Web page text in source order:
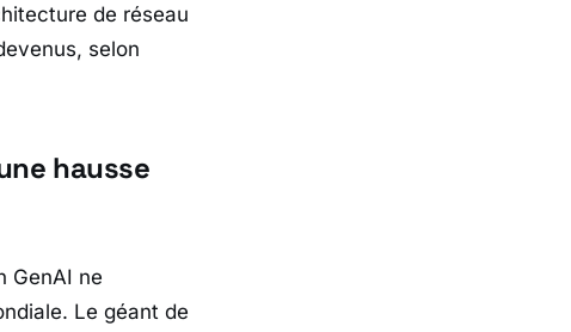
de réseau
selon
hausse
GenAI ne
Le géant de